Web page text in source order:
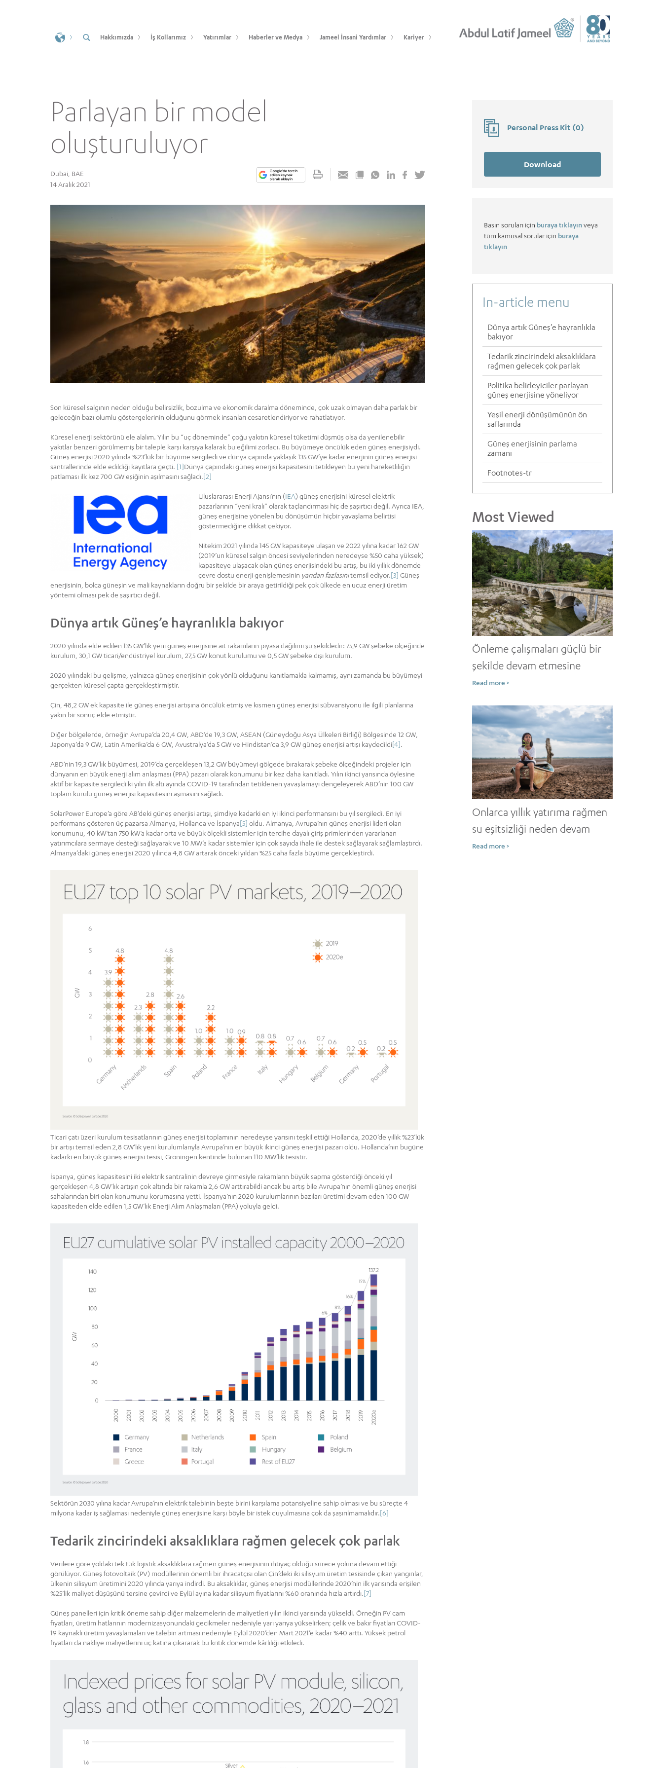
Hakkımızda İş Kollarımız Yatırımlar Haberler ve Medya Jameel İnsani Yardımlar Kariyer
Parlayan bir model
oluşturuluyor
Dubai, BAE
14 Aralık 2021
Son küresel salgının neden olduğu belirsizlik, bozulma ve ekonomik daralma döneminde, çok uzak olmayan daha parlak bir
geleceğin bazı olumlu göstergelerinin olduğunu görmek insanları cesaretlendiriyor ve rahatlatıyor.
Küresel enerji sektörünü ele alalım. Yılın bu “uç döneminde” çoğu yakıtın küresel tüketimi düşmüş olsa da yenilenebilir
yakıtlar benzeri görülmemiş bir taleple karşı karşıya kalarak bu eğilimi zorladı. Bu büyümeye öncülük eden güneş enerjisiydi.
Güneş enerjisi 2020 yılında %23’lük bir büyüme sergiledi ve dünya çapında yaklaşık 135 GW’ye kadar enerjinin güneş enerjisi
santrallerinde elde edildiği kayıtlara geçti. [1]Dünya çapındaki güneş enerjisi kapasitesini tetikleyen bu yeni hareketliliğin
patlaması ilk kez 700 GW eşiğinin aşılmasını sağladı.[2]
Uluslararası Enerji Ajansı’nın (IEA) güneş enerjisini küresel elektrik
pazarlarının “yeni kralı” olarak taçlandırması hiç de şaşırtıcı değil. Ayrıca IEA,
güneş enerjisine yönelen bu dönüşümün hiçbir yavaşlama belirtisi
göstermediğine dikkat çekiyor.
Nitekim 2021 yılında 145 GW kapasiteye ulaşan ve 2022 yılına kadar 162 GW
(2019’un küresel salgın öncesi seviyelerinden neredeyse %50 daha yüksek)
kapasiteye ulaşacak olan güneş enerjisindeki bu artış, bu iki yıllık dönemde
çevre dostu enerji genişlemesinin yarıdan fazlasınıtemsil ediyor.[3] Güneş
enerjisinin, bolca güneşin ve mali kaynakların doğru bir şekilde bir araya getirildiği pek çok ülkede en ucuz enerji üretim
yöntemi olması pek de şaşırtıcı değil.
Dünya artık Güneş’e hayranlıkla bakıyor
2020 yılında elde edilen 135 GW’lık yeni güneş enerjisine ait rakamların piyasa dağılımı şu şekildedir: 75,9 GW şebeke ölçeğinde
kurulum, 30,1 GW ticari/endüstriyel kurulum, 27,5 GW konut kurulumu ve 0,5 GW şebeke dışı kurulum.
2020 yılındaki bu gelişme, yalnızca güneş enerjisinin çok yönlü olduğunu kanıtlamakla kalmamış, aynı zamanda bu büyümeyi
gerçekten küresel çapta gerçekleştirmiştir.
Çin, 48,2 GW ek kapasite ile güneş enerjisi artışına öncülük etmiş ve kısmen güneş enerjisi sübvansiyonu ile ilgili planlarına
yakın bir sonuç elde etmiştir.
Diğer bölgelerde, örneğin Avrupa’da 20,4 GW, ABD’de 19,3 GW, ASEAN (Güneydoğu Asya Ülkeleri Birliği) Bölgesinde 12 GW,
Japonya’da 9 GW, Latin Amerika’da 6 GW, Avustralya’da 5 GW ve Hindistan’da 3,9 GW güneş enerjisi artışı kaydedildi[4].
ABD’nin 19,3 GW’lık büyümesi, 2019’da gerçekleşen 13,2 GW büyümeyi gölgede bırakarak şebeke ölçeğindeki projeler için
dünyanın en büyük enerji alım anlaşması (PPA) pazarı olarak konumunu bir kez daha kanıtladı. Yılın ikinci yarısında öylesine
aktif bir kapasite sergiledi ki yılın ilk altı ayında COVID-19 tarafından tetiklenen yavaşlamayı dengeleyerek ABD’nin 100 GW
toplam kurulu güneş enerjisi kapasitesini aşmasını sağladı.
SolarPower Europe’a göre AB’deki güneş enerjisi artışı, şimdiye kadarki en iyi ikinci performansını bu yıl sergiledi. En iyi
performans gösteren üç pazarsa Almanya, Hollanda ve İspanya[5] oldu. Almanya, Avrupa’nın güneş enerjisi lideri olan
konumunu, 40 kW’tan 750 kW’a kadar orta ve büyük ölçekli sistemler için tercihe dayalı giriş primlerinden yararlanan
yatırımcılara sermaye desteği sağlayarak ve 10 MW’a kadar sistemler için çok sayıda ihale ile destek sağlayarak sağlamlaştırdı.
Almanya’daki güneş enerjisi 2020 yılında 4,8 GW artarak önceki yıldan %25 daha fazla büyüme gerçekleştirdi.
Ticari çatı üzeri kurulum tesisatlarının güneş enerjisi toplamının neredeyse yarısını teşkil ettiği Hollanda, 2020’de yıllık %23’lük
bir artışı temsil eden 2,8 GW’lık yeni kurulumlarıyla Avrupa’nın en büyük ikinci güneş enerjisi pazarı oldu. Hollanda’nın bugüne
kadarki en büyük güneş enerjisi tesisi, Groningen kentinde bulunan 110 MW’lık tesistir.
İspanya, güneş kapasitesini iki elektrik santralinin devreye girmesiyle rakamların büyük sapma gösterdiği önceki yıl
gerçekleşen 4,8 GW’lık artışın çok altında bir rakamla 2,6 GW arttırabildi ancak bu artış bile Avrupa’nın önemli güneş enerjisi
sahalarından biri olan konumunu korumasına yetti. İspanya’nın 2020 kurulumlarının bazıları üretimi devam eden 100 GW
kapasiteden elde edilen 1,5 GW’lık Enerji Alım Anlaşmaları (PPA) yoluyla geldi.
Sektörün 2030 yılına kadar Avrupa’nın elektrik talebinin beşte birini karşılama potansiyeline sahip olması ve bu süreçte 4
milyona kadar iş sağlaması nedeniyle güneş enerjisine karşı böyle bir istek duyulmasına çok da şaşırılmamalıdır.[6]
Tedarik zincirindeki aksaklıklara rağmen gelecek çok parlak
Verilere göre yoldaki tek tük lojistik aksaklıklara rağmen güneş enerjisinin ihtiyaç olduğu sürece yoluna devam ettiği
görülüyor. Güneş fotovoltaik (PV) modüllerinin önemli bir ihracatçısı olan Çin’deki iki silisyum üretim tesisinde çıkan yangınlar,
ülkenin silisyum üretimini 2020 yılında yarıya indirdi. Bu aksaklıklar, güneş enerjisi modüllerinde 2020’nin ilk yarısında erişilen
%25’lik maliyet düşüşünü tersine çevirdi ve Eylül ayına kadar silisyum fiyatlarını %60 oranında hızla artırdı.[7]
Güneş panelleri için kritik öneme sahip diğer malzemelerin de maliyetleri yılın ikinci yarısında yükseldi. Örneğin PV cam
fiyatları, üretim hatlarının modernizasyonundaki gecikmeler nedeniyle yarı yarıya yükselirken; çelik ve bakır fiyatları COVID-
19 kaynaklı üretim yavaşlamaları ve talebin artması nedeniyle Eylül 2020’den Mart 2021’e kadar %40 arttı. Yüksek petrol
fiyatları da nakliye maliyetlerini üç katına çıkararak bu kritik dönemde kârlılığı etkiledi.
Personal Press Kit (0)
Download
Basın soruları için buraya tıklayınveya
tüm kamusal sorular için buraya
tıklayın
In-article menu
Dünya artık Güneş’e hayranlıkla
bakıyor
Tedarik zincirindeki aksaklıklara
rağmen gelecek çok parlak
Politika belirleyiciler parlayan
güneş enerjisine yöneliyor
Yeşil enerji dönüşümünün ön
saflarında
Güneş enerjisinin parlama
zamanı
Footnotes-tr
Most Viewed
Önleme çalışmaları güçlü bir
şekilde devam etmesine
rağmen kuraklık neden
Read more >
Onlarca yıllık yatırıma rağmen
su eşitsizliği neden devam
ediyor?
Read more >